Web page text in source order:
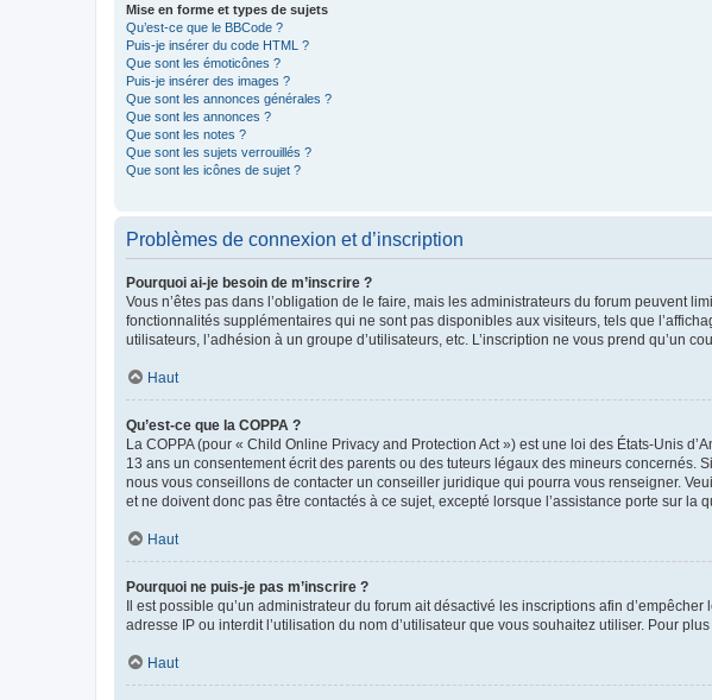
Mise en forme et types de sujets
Qu’est-ce que le BBCode ?
Puis-je insérer du code HTML ?
Que sont les émoticônes ?
Puis-je insérer des images ?
Que sont les annonces générales ?
Que sont les annonces ?
Que sont les notes ?
Que sont les sujets verrouillés ?
Que sont les icônes de sujet ?
Problèmes de connexion et d’inscription
Pourquoi ai-je besoin de m’inscrire ?
Vous n’êtes pas dans l’obligation de le faire, mais les administrateurs du forum peuvent
fonctionnalités supplémentaires qui ne sont pas disponibles aux visiteurs, tels que
utilisateurs, l’adhésion à un groupe d’utilisateurs, etc. L’inscription ne vous prend qu’un
Haut
Qu’est-ce que la COPPA ?
La COPPA (pour « Child Online Privacy and Protection Act ») est une loi des États-Unis
13 ans un consentement écrit des parents ou des tuteurs légaux des mineurs concernés.
nous vous conseillons de contacter un conseiller juridique qui pourra vous renseigner.
et ne doivent donc pas être contactés à ce sujet, excepté lorsque l’assistance porte sur la
Haut
Pourquoi ne puis-je pas m’inscrire ?
Il est possible qu’un administrateur du forum ait désactivé les inscriptions afin
adresse IP ou interdit l’utilisation du nom d’utilisateur que vous souhaitez utiliser. Pour
Haut